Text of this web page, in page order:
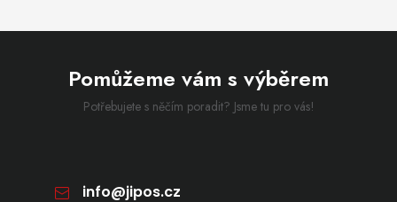
Pomůžeme vám s výběrem
Potřebujete s něčím poradit? Jsme tu pro vás!
info@jipos.cz